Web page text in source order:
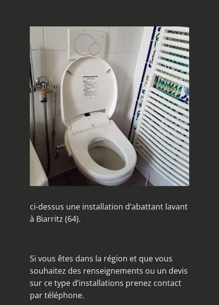
ci-dessus une installation d’abattant lavant
à Biarritz (64).
Si vous êtes dans la région et que vous
souhaitez des renseignements ou un devis
sur ce type d’installations prenez contact
par téléphone.